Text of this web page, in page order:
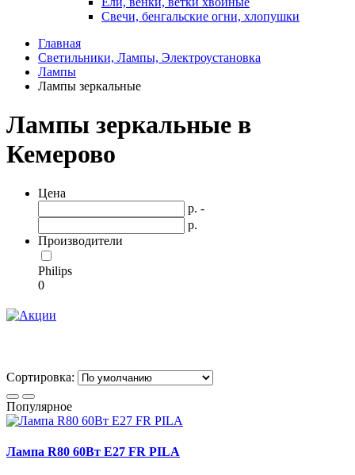
Свечи, бенгальские огни, хлопушки
Главная
Светильники, Лампы, Электроустановка
Лампы
Лампы зеркальные
Лампы зеркальные в
Кемерово
Цена
р. -
р.
Производители
Philips
0
Сортировка:
Популярное
Лампа R80 60Вт E27 FR PILA